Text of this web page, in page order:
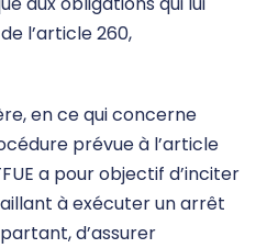
l’article 260,
en ce qui concerne
prévue à l’article
a pour objectif d’inciter
à exécuter un arrêt
d’assurer